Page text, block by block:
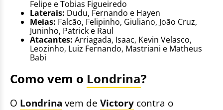
Felipe e Tobias Figueiredo
Laterais: Dudu, Fernando e Hayen
Meias: Falcão, Felipinho, Giuliano, João Cruz,
Juninho, Patrick e Raul
Atacantes: Arriagada, Isaac, Kevin Velasco,
Leozinho, Luiz Fernando, Mastriani e Matheus
Babi
Como vem o Londrina?
O Londrina vem de Victory contra o